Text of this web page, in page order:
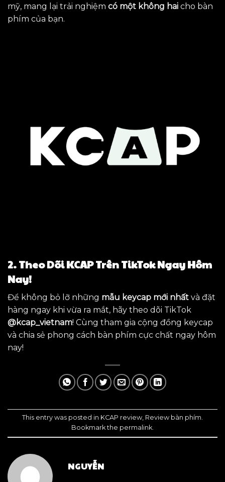
mỹ, mang lại trải nghiệm có một không hai cho bàn
phím của bạn.
2. Theo Dõi KCAP Trên TikTok Ngay Hôm
Nay!
Để không bỏ lỡ những mẫu keycap mới nhất và đặt
hàng ngay khi vừa ra mắt, hãy theo dõi TikTok
@kcap_vietnam! Cùng tham gia cộng đồng keycap
và chia sẻ phong cách bàn phím cực chất ngay hôm
nay!
This entry was posted in KCAP review, Review bàn phím.
Bookmark the permalink.
NGUYỄN